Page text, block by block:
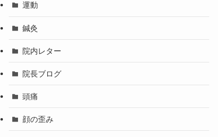
運動
鍼灸
院内レター
院長ブログ
頭痛
顔の歪み